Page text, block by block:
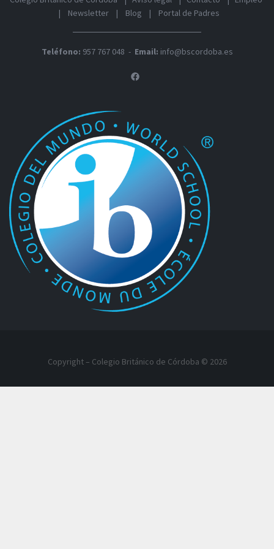
| Newsletter| Blog | Portal de Padres
Teléfono: 957 767 048 - Email: info@bscordoba.es
linkedin
Copyright – Colegio Británico de Córdoba © 2026